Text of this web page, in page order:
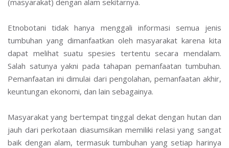
Etnobotani tidak hanya menggali informasi semua jenis
tumbuhan yang dimanfaatkan oleh masyarakat karena kita
dapat melihat suatu spesies tertentu secara mendalam.
Salah satunya yakni pada tahapan pemanfaatan tumbuhan.
Pemanfaatan ini dimulai dari pengolahan, pemanfaatan akhir,
keuntungan ekonomi, dan lain sebagainya.
Masyarakat yang bertempat tinggal dekat dengan hutan dan
jauh dari perkotaan diasumsikan memiliki relasi yang sangat
baik dengan alam, termasuk tumbuhan yang setiap harinya